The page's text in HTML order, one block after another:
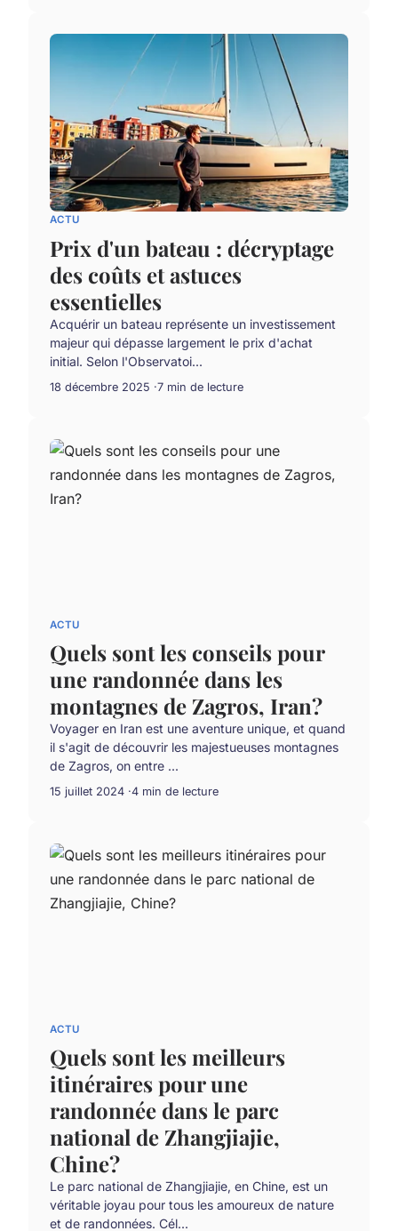
ACTU
Prix d'un bateau : décryptage
des coûts et astuces
essentielles
Acquérir un bateau représente un investissement
majeur qui dépasse largement le prix d'achat
initial. Selon l'Observatoi...
18 décembre 2025 7 min de lecture
ACTU
Quels sont les conseils pour
une randonnée dans les
montagnes de Zagros, Iran?
Voyager en Iran est une aventure unique, et quand
il s'agit de découvrir les majestueuses montagnes
de Zagros, on entre ...
15 juillet 2024 4 min de lecture
ACTU
Quels sont les meilleurs
itinéraires pour une
randonnée dans le parc
national de Zhangjiajie,
Chine?
Le parc national de Zhangjiajie, en Chine, est un
véritable joyau pour tous les amoureux de nature
et de randonnées. Cél...